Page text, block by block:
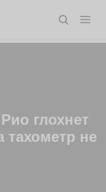
А ТАХОМЕТР НЕ
глохнет
тахометр не